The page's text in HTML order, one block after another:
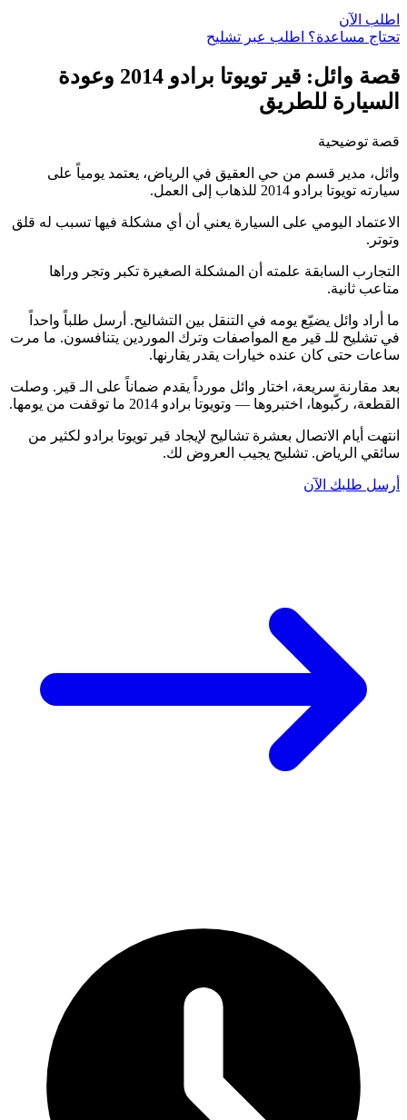
اطلب الآن
تحتاج مساعدة؟ اطلب عبر تشليح
قصة وائل: قير تويوتا برادو 2014 وعودة
السيارة للطريق
قصة توضيحية
وائل، مدير قسم من حي العقيق في الرياض، يعتمد يومياً على
سيارته تويوتا برادو 2014 للذهاب إلى العمل.
الاعتماد اليومي على السيارة يعني أن أي مشكلة فيها تسبب له قلق
وتوتر.
التجارب السابقة علمته أن المشكلة الصغيرة تكبر وتجر وراها
متاعب ثانية.
ما أراد وائل يضيّع يومه في التنقل بين التشاليح. أرسل طلباً واحداً
في تشليح للـ قير مع المواصفات وترك الموردين يتنافسون. ما مرت
ساعات حتى كان عنده خيارات يقدر يقارنها.
بعد مقارنة سريعة، اختار وائل مورداً يقدم ضماناً على الـ قير. وصلت
القطعة، ركّبوها، اختبروها — وتويوتا برادو 2014 ما توقفت من يومها.
انتهت أيام الاتصال بعشرة تشاليح لإيجاد قير تويوتا برادو لكثير من
سائقي الرياض. تشليح يجيب العروض لك.
أرسل طلبك الآن